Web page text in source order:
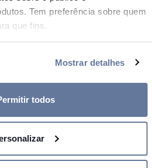
Tem preferência sobre quem
que fins.
podem ter uma precisão de vários
específicas (impressão digital)
seus dados pessoais são
suas preferências nasecção de
Mostrar detalhes
todos
de
relativamente
de países
no